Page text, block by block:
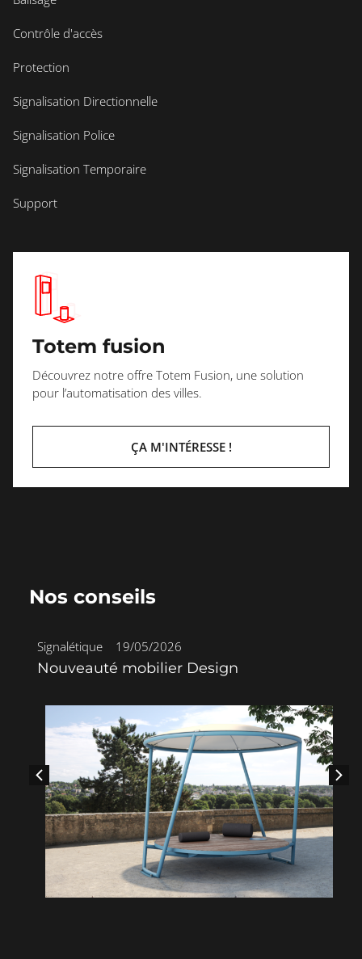
Contrôle d'accès
Protection
Signalisation Directionnelle
Signalisation Police
Signalisation Temporaire
Support
Totem fusion
Découvrez notre offre Totem Fusion, une solution
pour l’automatisation des villes.
ÇA M'INTÉRESSE !
Nos conseils
Mobilier urbain
JARDINIERE